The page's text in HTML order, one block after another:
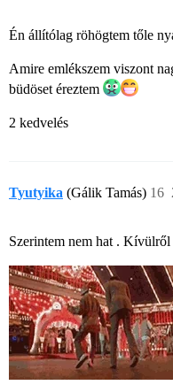
Én állítólag röhögtem tőle
Amire emlékszem viszont
büdöset éreztem
2 kedvelés
Tyutyika (Gálik Tamás) 16
Szerintem nem hat .